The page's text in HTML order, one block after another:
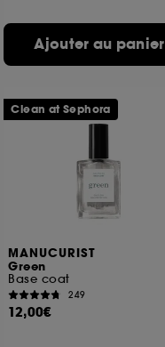
Ajouter au panier
MANUCURIST
Green
Base coat
249
12,00€
Clean at Sephora